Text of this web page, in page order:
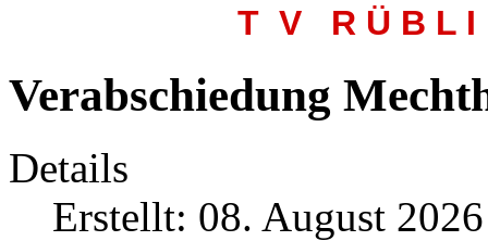
T V R Ü B L
Verabschiedung
Details
Erstellt: 08. August 2026